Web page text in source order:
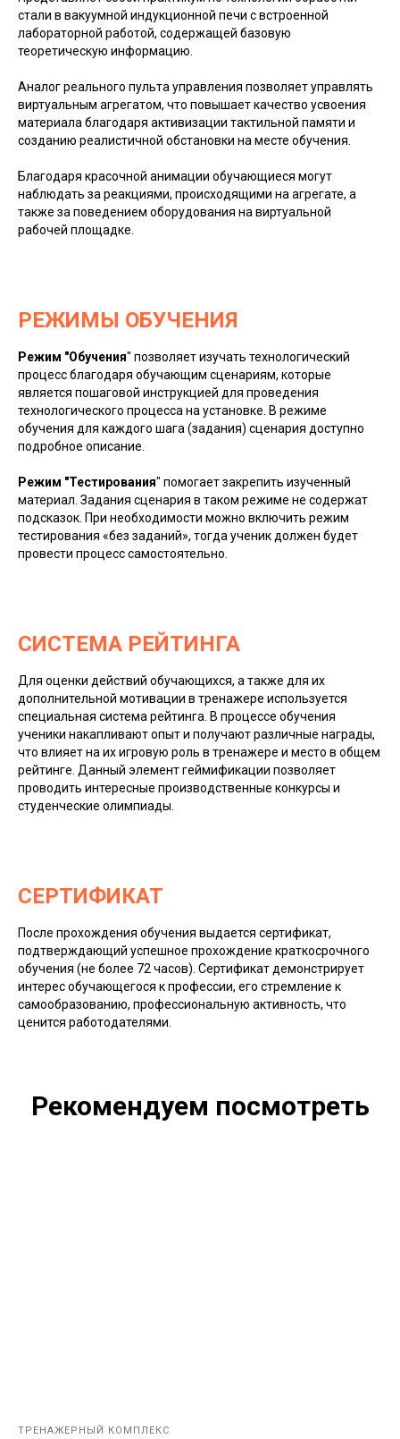
стали в вакуумной индукционной печи с встроенной
лабораторной работой, содержащей базовую
теоретическую информацию.
Аналог реального пульта управления позволяет управлять
виртуальным агрегатом, что повышает качество усвоения
материала благодаря активизации тактильной памяти и
созданию реалистичной обстановки на месте обучения.
Благодаря красочной анимации обучающиеся могут
наблюдать за реакциями, происходящими на агрегате, а
также за поведением оборудования на виртуальной
рабочей площадке.
РЕЖИМЫ ОБУЧЕНИЯ
Режим "Обучения" позволяет изучать технологический
процесс благодаря обучающим сценариям, которые
является пошаговой инструкцией для проведения
технологического процесса на установке. В режиме
обучения для каждого шага (задания) сценария доступно
подробное описание.
Режим "Тестирования" помогает закрепить изученный
материал. Задания сценария в таком режиме не содержат
подсказок. При необходимости можно включить режим
тестирования «без заданий», тогда ученик должен будет
провести процесс самостоятельно.
СИСТЕМА РЕЙТИНГА
Для оценки действий обучающихся, а также для их
дополнительной мотивации в тренажере используется
специальная система рейтинга. В процессе обучения
ученики накапливают опыт и получают различные награды,
что влияет на их игровую роль в тренажере и место в общем
рейтинге. Данный элемент геймификации позволяет
проводить интересные производственные конкурсы и
студенческие олимпиады.
СЕРТИФИКАТ
После прохождения обучения выдается сертификат,
подтверждающий успешное прохождение краткосрочного
обучения (не более 72 часов). Сертификат демонстрирует
интерес обучающегося к профессии, его стремление к
самообразованию, профессиональную активность, что
ценится работодателями.
Рекомендуем посмотреть
ТРЕНАЖЕРНЫЙ КОМПЛЕКС